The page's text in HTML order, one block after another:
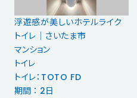
浮遊感が美しいホテルライク
トイレ｜さいたま市
マンション
トイレ
トイレ：TOTO FD
期間 ： 2日